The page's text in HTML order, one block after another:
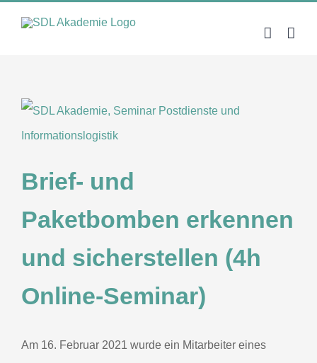
Brief- und
Paketbomben erkennen
und sicherstellen (4h
Online-Seminar)
Am 16. Februar 2021 wurde ein Mitarbeiter eines